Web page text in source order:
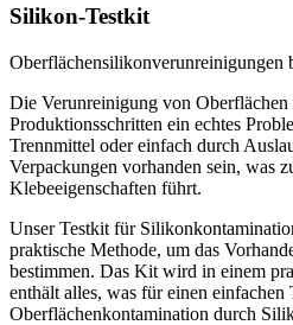
Silikon-Testkit
Oberflächensilikonverunreinigungen
Die Verunreinigung von
Produktionsschritten ein echtes
Trennmittel oder einfach durch
Verpackungen vorhanden sein, was
Klebeeigenschaften führt.
Unser Testkit für
praktische Methode, um das
bestimmen. Das Kit wird in einem
enthält alles, was für einen einfachen
Oberflächenkontamination durch